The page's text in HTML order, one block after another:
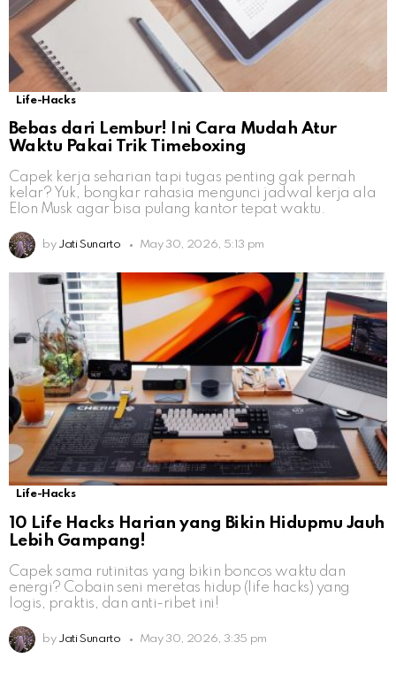
Life-Hacks
Bebas dari Lembur! Ini Cara Mudah Atur
Waktu Pakai Trik Timeboxing
Capek kerja seharian tapi tugas penting gak pernah
kelar? Yuk, bongkar rahasia mengunci jadwal kerja ala
Elon Musk agar bisa pulang kantor tepat waktu.
by Jati Sunarto May 30, 2026, 5:13 pm
Life-Hacks
10 Life Hacks Harian yang Bikin Hidupmu Jauh
Lebih Gampang!
Capek sama rutinitas yang bikin boncos waktu dan
energi? Cobain seni meretas hidup (life hacks) yang
logis, praktis, dan anti-ribet ini!
by Jati Sunarto May 30, 2026, 3:35 pm